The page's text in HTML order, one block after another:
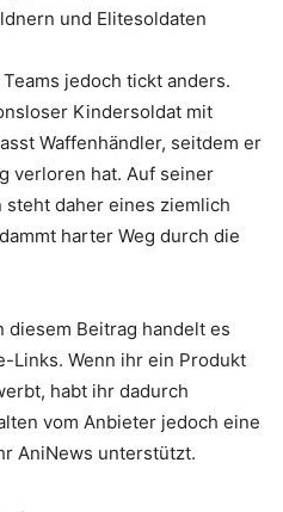
und Elitesoldaten
jedoch tickt anders.
Kindersoldat mit
Waffenhändler, seitdem er
verloren hat. Auf seiner
steht daher eines ziemlich
harter Weg durch die
Beitrag handelt es
Links. Wenn ihr ein Produkt
habt ihr dadurch
vom Anbieter jedoch eine
AniNews unterstützt.